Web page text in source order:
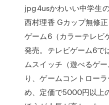
jpg4usかわいい中学生
西村理香 Gカップ無修
ゲーム6（カラーテレビ
発売。テレビゲーム6で
ムスイッチ（遊べるゲ
り、ゲームコントロー
め、定価で5000円以上